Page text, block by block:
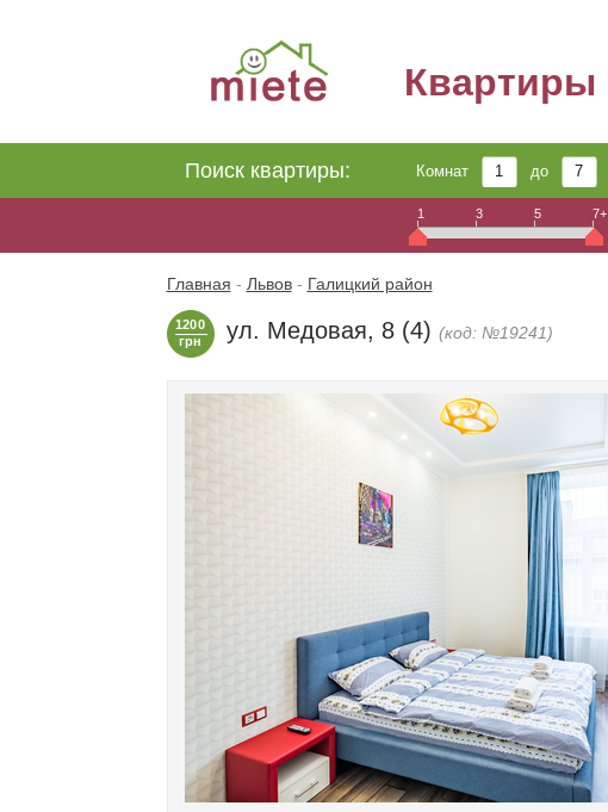
Квартиры
Поиск квартиры: Комнат до
1 3 5 7+
Главная - Львов- Галицкий район
1200
грн
ул. Медовая, 8 (4) (код: №19241)